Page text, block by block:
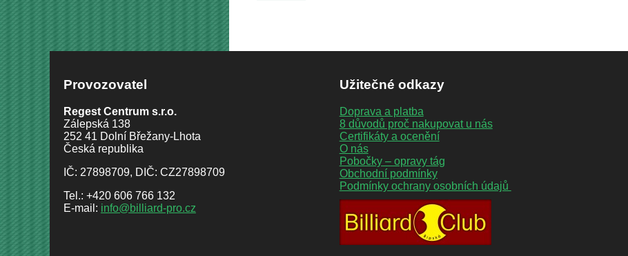
Provozovatel
Regest Centrum s.r.o.
Zálepská 138
252 41 Dolní Břežany-Lhota
Česká republika
IČ: 27898709, DIČ: CZ27898709
Tel.: +420 606 766 132
E-mail: info@billiard-pro.cz
Užitečné odkazy
Doprava a platba
8 důvodů proč nakupovat u nás
Certifikáty a ocenění
O nás
Pobočky – opravy tág
Obchodní podmínky
Podmínky ochrany osobních údajů